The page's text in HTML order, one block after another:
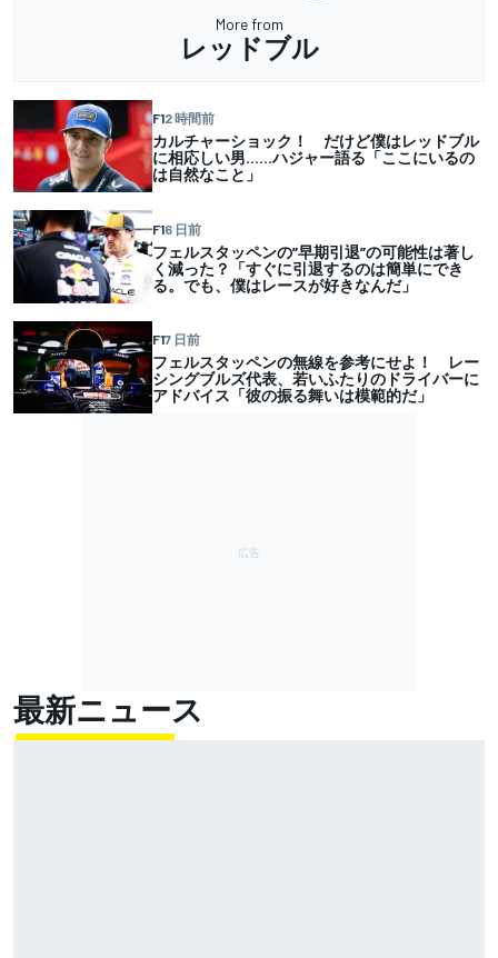
More from
レッドブル
F12 時間前
カルチャーショック！ だけど僕はレッドブル
に相応しい男……ハジャー語る「ここにいるの
は自然なこと」
F16 日前
フェルスタッペンの”早期引退”の可能性は著し
く減った？「すぐに引退するのは簡単にでき
る。でも、僕はレースが好きなんだ」
F17 日前
フェルスタッペンの無線を参考にせよ！ レー
シングブルズ代表、若いふたりのドライバーに
アドバイス「彼の振る舞いは模範的だ」
最新ニュース